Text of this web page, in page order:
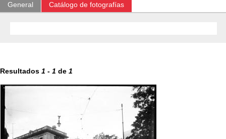
General Catálogo de fotografías
Resultados 1 - 1 de 1